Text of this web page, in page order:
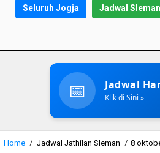
Seluruh Jogja Jadwal Sleman
📅 Jadwal
Klik di Sini »
Home / Jadwal Jathilan Sleman / 8